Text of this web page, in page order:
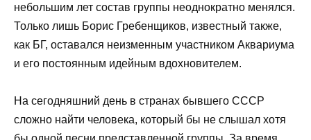
небольшим лет состав группы неоднократно менялся.
Только лишь Борис Гребенщиков, известный также,
как БГ, оставался неизменным участником Аквариума
и его постоянным идейным вдохновителем.
На сегодняшний день в странах бывшего СССР
сложно найти человека, который бы не слышал хотя